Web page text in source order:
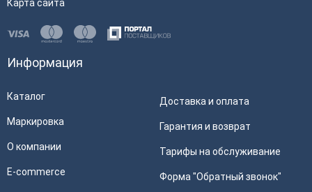
Карта сайта
Информация
Каталог
Маркировка
О компании
E-commerce
Доставка и оплата
Гарантия и возврат
Тарифы на обслуживание
Форма "Обратный звонок"